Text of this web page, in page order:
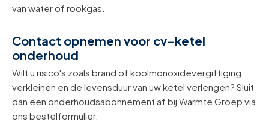
van water of rookgas.
Contact opnemen voor cv-ketel
onderhoud
Wilt u risico's zoals brand of koolmonoxidevergiftiging
verkleinen en de levensduur van uw ketel verlengen? Sluit
dan een onderhoudsabonnement af bij Warmte Groep via
ons bestelformulier.